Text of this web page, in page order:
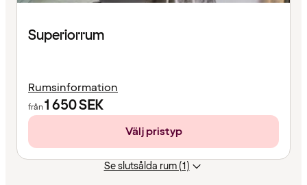
Superiorrum
Rumsinformation
från1 650SEK
Välj pristyp
Se slutsålda rum (1)